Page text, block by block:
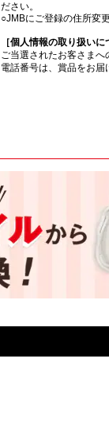
ださい。
○JMBにご登録の住所変
［個人情報の取り扱いに
ご当選されたお客さまへ
電話番号は、賞品をお届